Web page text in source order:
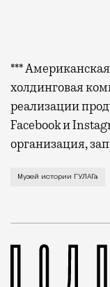
***
холдинговая
реализации
Facebook и
организация,
Музей истории ГУЛАГа